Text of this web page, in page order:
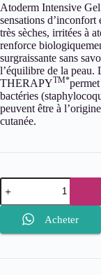
Atoderm Intensive
sensations d’inconfort
très sèches, irritées à
renforce
surgraissante sans
l’équilibre de la
THERAPYTM*
bactéries
peuvent être à
cutanée.
quantité
de
BIODERMA
Intensive
Gel
Acheter